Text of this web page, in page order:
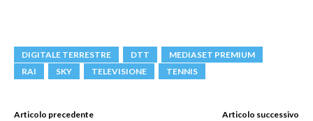
DIGITALE TERRESTRE DTT
MEDIASET PREMIUM
RAI
SKY TELEVISIONE TENNIS
Articolo precedente Articolo successivo